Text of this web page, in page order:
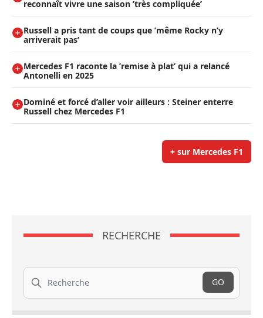
reconnaît vivre une saison ’très compliquée’
Russell a pris tant de coups que ’même Rocky n’y
arriverait pas’
Mercedes F1 raconte la ’remise à plat’ qui a relancé
Antonelli en 2025
Dominé et forcé d’aller voir ailleurs : Steiner enterre
Russell chez Mercedes F1
+ sur Mercedes F1
RECHERCHE
Recherche
GO